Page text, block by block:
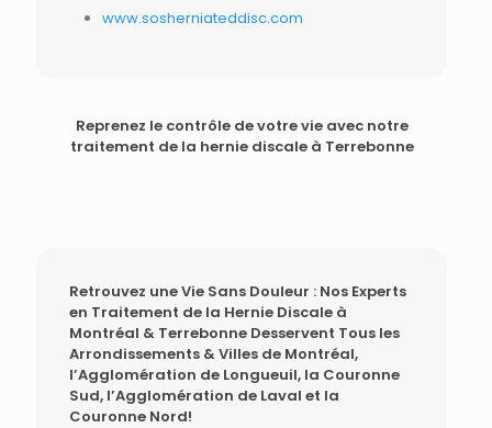
www.sosherniateddisc.com
Reprenez le contrôle de votre vie avec notre
traitement de la hernie discale à Terrebonne
Retrouvez une Vie Sans Douleur : Nos Experts
en Traitement de la Hernie Discale à
Montréal & Terrebonne Desservent Tous les
Arrondissements & Villes de Montréal,
l’Agglomération de Longueuil, la Couronne
Sud, l’Agglomération de Laval et la
Couronne Nord!